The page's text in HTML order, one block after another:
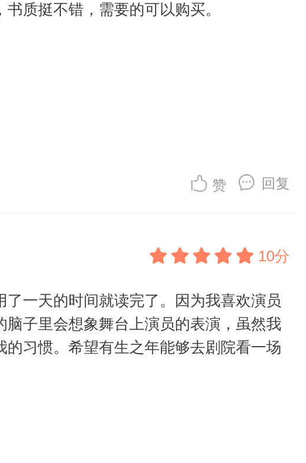
质挺不错，需要的可以购买。
回复
赞
10分
一天的时间就读完了。因为我喜欢演员
子里会想象舞台上演员的表演，虽然我
习惯。希望有生之年能够去剧院看一场